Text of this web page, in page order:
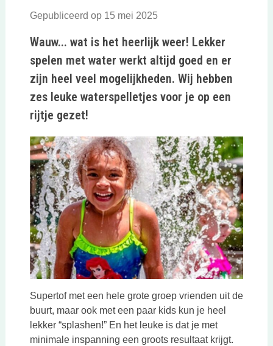
Gepubliceerd op 15 mei 2025
Wauw... wat is het heerlijk weer! Lekker
spelen met water werkt altijd goed en er
zijn heel veel mogelijkheden. Wij hebben
zes leuke waterspelletjes voor je op een
rijtje gezet!
Supertof met een hele grote groep vrienden uit de
buurt, maar ook met een paar kids kun je heel
lekker “splashen!” En het leuke is dat je met
minimale inspanning een groots resultaat krijgt.